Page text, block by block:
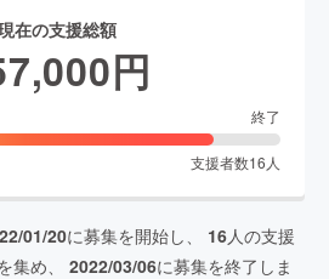
在の支援総額
円
終了
支援者数16 人
01/20に募集を開始し、 16人の支援
集め、 2022/03/06に募集を終了しま